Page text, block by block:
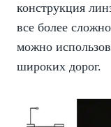
конструкция
все более
можно
широких дорог.